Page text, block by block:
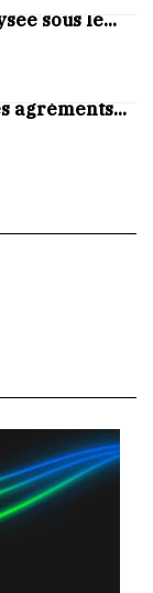
sous le...
agréments...